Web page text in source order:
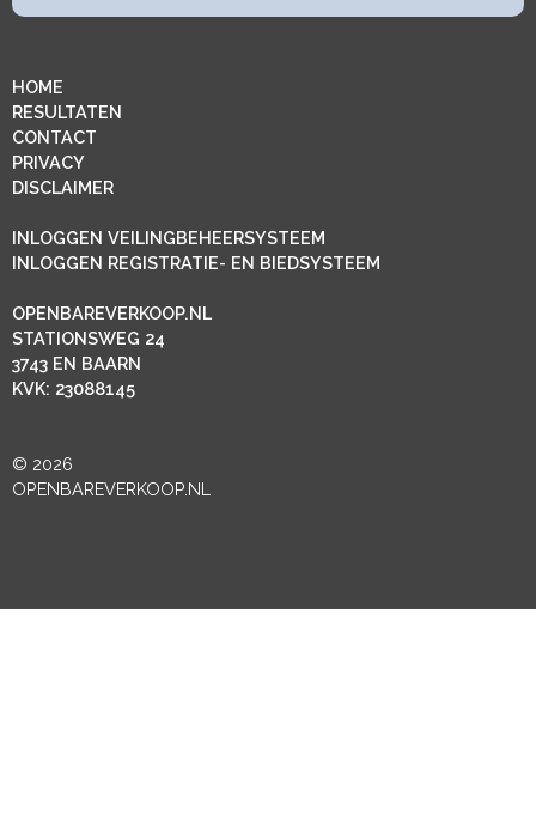
HOME
RESULTATEN
CONTACT
PRIVACY
DISCLAIMER
INLOGGEN VEILINGBEHEERSYSTEEM
INLOGGEN REGISTRATIE- EN BIEDSYSTEEM
OPENBAREVERKOOP.NL
STATIONSWEG 24
3743 EN BAARN
KVK: 23088145
© 2026
OPENBAREVERKOOP.NL